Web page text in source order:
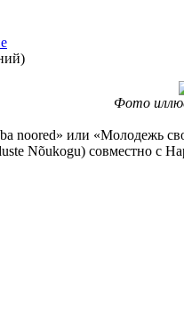
)
Фото
noored» или «Молодежь
Nõukogu) совместно с